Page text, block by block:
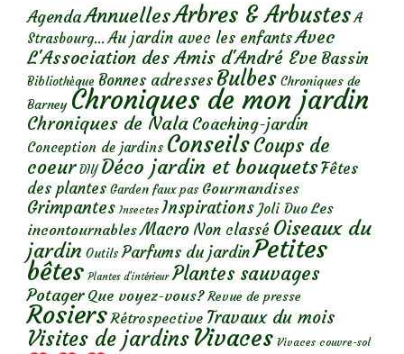
AgendaAnnuellesArbres & Arbustes A
Strasbourg... Au jardin avec les enfantsAvec
L'Association des Amis d'André Eve Bassin
Bibliothèque Bonnes adresses Bulbes Chroniques de
Barney Chroniques de mon jardin
Chroniques de Nala Coaching-jardin
Conception de jardins ConseilsCoups de
coeur DIY Déco jardin et bouquetsFêtes
des plantes Garden faux pas Gourmandises
Grimpantes Insectes Inspirations Joli Duo Les
incontournables Macro Non classé Oiseaux du
jardin Outils Parfums du jardinPetites
bêtes Plantes d’intérieur Plantes sauvages
Potager Que voyez-vous? Revue de presse
Rosiers Rétrospective Travaux du mois
Visites de jardins Vivaces Vivaces couvre-sol